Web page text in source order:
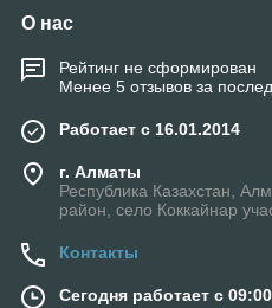
О нас
Рейтинг не сформирован
Менее 5 отзывов за
Работает с 16.01.2014
г. Алматы
Республика Казахстан,
район, село Коккайнар
Контакты
Сегодня работает с